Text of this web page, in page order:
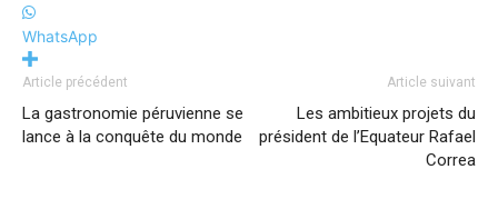
WhatsApp
Article précédent
La gastronomie péruvienne se
lance à la conquête du monde
Article suivant
Les ambitieux projets du
président de l’Equateur Rafael
Correa